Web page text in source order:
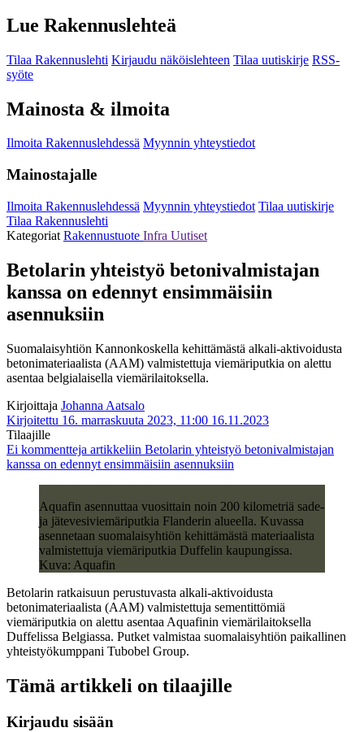
Lue Rakennuslehteä
Tilaa Rakennuslehti Kirjaudu näköislehteen Tilaa uutiskirje RSS-
syöte
Mainosta & ilmoita
Ilmoita Rakennuslehdessä Myynnin yhteystiedot
Mainostajalle
Ilmoita Rakennuslehdessä Myynnin yhteystiedot Tilaa uutiskirje
Tilaa Rakennuslehti
Kategoriat Rakennustuote Infra Uutiset
Betolarin yhteistyö betonivalmistajan
kanssa on edennyt ensimmäisiin
asennuksiin
Suomalaisyhtiön Kannonkoskella kehittämästä alkali-aktivoidusta
betonimateriaalista (AAM) valmistettuja viemäriputkia on alettu
asentaa belgialaisella viemärilaitoksella.
Kirjoittaja Johanna Aatsalo
Kirjoitettu 16. marraskuuta 2023, 11:00 16.11.2023
Tilaajille
Ei kommentteja artikkeliin Betolarin yhteistyö betonivalmistajan
kanssa on edennyt ensimmäisiin asennuksiin
Aquafin asennuttaa vuosittain noin 200 kilometriä sade-
ja jätevesiviemäriputkia Flanderin alueella. Kuvassa
asennetaan suomalaisyhtiön kehittämästä materiaalista
valmistettuja viemäriputkia Duffelin kaupungissa.
Kuva: Aquafin
Betolarin ratkaisuun perustuvasta alkali-aktivoidusta
betonimateriaalista (AAM) valmistettuja sementittömiä
viemäriputkia on alettu asentaa Aquafinin viemärilaitoksella
Duffelissa Belgiassa. Putket valmistaa suomalaisyhtiön paikallinen
yhteistyökumppani Tubobel Group.
Tämä artikkeli on tilaajille
Kirjaudu sisään